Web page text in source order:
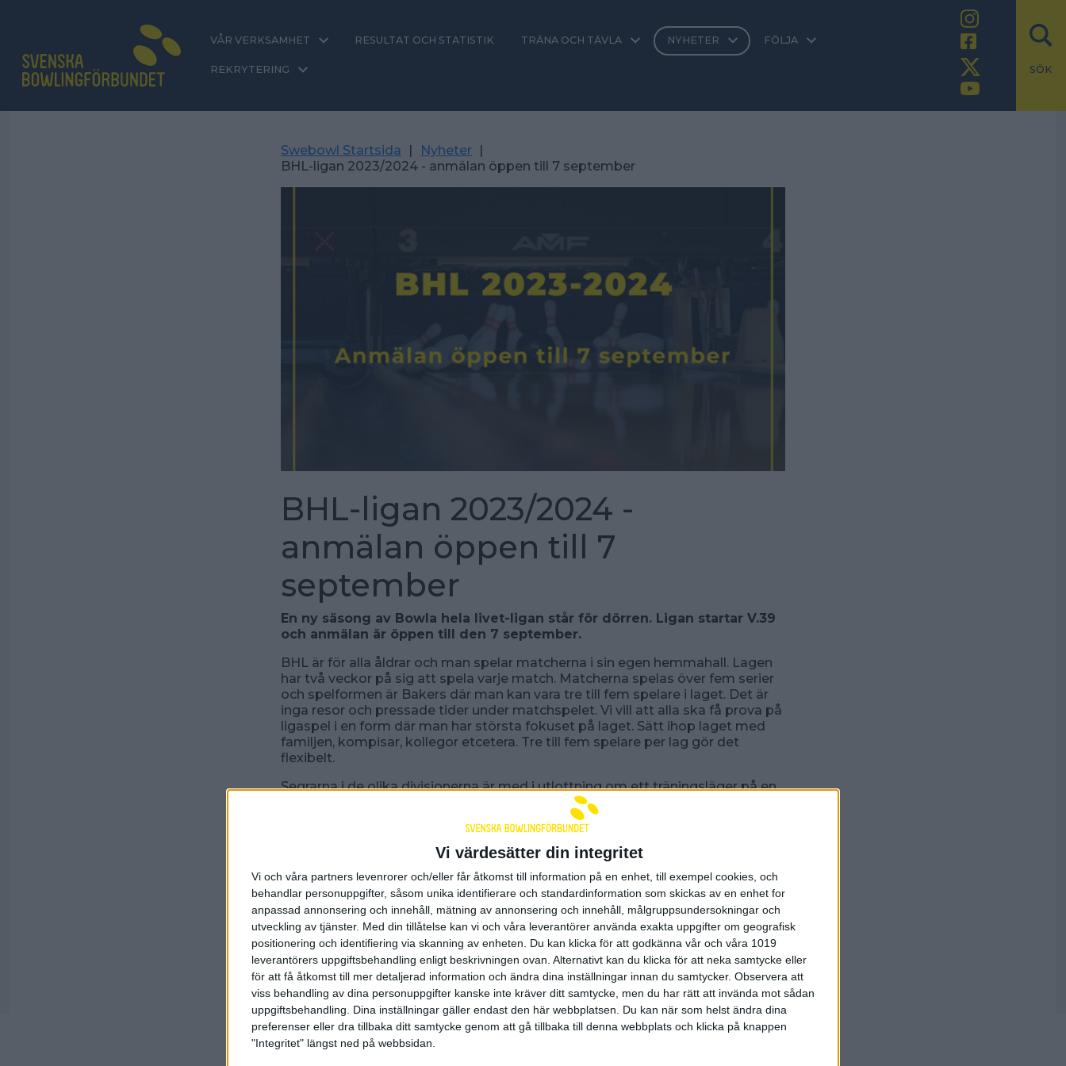
Vi värdesätter din integritet
Vi och våra partners levenrorer och/eller får åtkomst till information på en enhet, till exempel cookies, och
behandlar personuppgifter, såsom unika identifierare och standardinformation som skickas av en enhet for
anpassad annonsering och innehåll, mätning av annonsering och innehåll, målgruppsundersokningar och
utveckling av tjänster. Med din tillåtelse kan vi och våra leverantörer använda exakta uppgifter om geografisk
positionering och identifiering via skanning av enheten. Du kan klicka för att godkänna vår och våra 1019
leverantörers uppgiftsbehandling enligt beskrivningen ovan. Alternativt kan du klicka för att neka samtycke eller
för att få åtkomst till mer detaljerad information och ändra dina inställningar innan du samtycker. Observera att
viss behandling av dina personuppgifter kanske inte kräver ditt samtycke, men du har rätt att invända mot sådan
uppgiftsbehandling. Dina inställningar gäller endast den här webbplatsen. Du kan när som helst ändra dina
preferenser eller dra tillbaka ditt samtycke genom att gå tillbaka till denna webbplats och klicka på knappen
"Integritet" längst ned på webbsidan.
VÅR VERKSAMHET RESULTAT OCH STATISTIK TRÄNA OCH TÄVLA NYHETER FÖLJA
SÖK
REKRYTERING
Swebowl Startsida | Nyheter |
BHL-ligan 2023/2024 - anmälan öppen till 7 september
BHL-ligan 2023/2024 -
anmälan öppen till 7
september
En ny säsong av Bowla hela livet-ligan står för dörren. Ligan startar V.39
och anmälan är öppen till den 7 september.
BHL är för alla åldrar och man spelar matcherna i sin egen hemmahall. Lagen
har två veckor på sig att spela varje match. Matcherna spelas över fem serier
och spelformen är Bakers där man kan vara tre till fem spelare i laget. Det är
inga resor och pressade tider under matchspelet. Vi vill att alla ska få prova på
ligaspel i en form där man har största fokuset på laget. Sätt ihop laget med
familjen, kompisar, kollegor etcetera. Tre till fem spelare per lag gör det
flexibelt.
Segrarna i de olika divisionerna är med i utlottning om ett träningsläger på en
Anmälan till BHL gör man på mail tillsk@swebowl.se
Ange antal lag och kontaktuppgifter.
Mer information finns i inbjudanhär.
Välkomna till en ny säsong av BHL!
30 augusti 2023 14:32
Sponsorer och samarbetspartners